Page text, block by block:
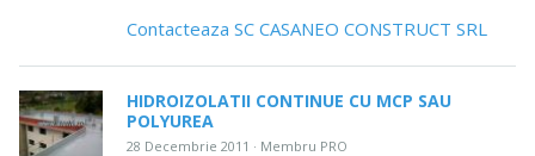
Contacteaza SC CASANEO CONSTRUCT SRL
HIDROIZOLATII CONTINUE CU MCP SAU
POLYUREA
28 Decembrie 2011 · Membru PRO